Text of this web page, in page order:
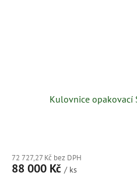
Kulovnice opakovací
72 727,27 Kč bez DPH
88 000 Kč / ks